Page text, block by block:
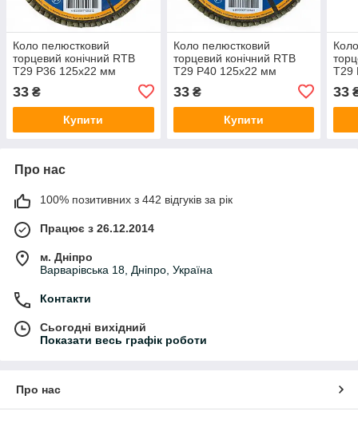
Коло пелюстковий
торцевий конічний RTB
Т29 Р36 125х22 мм
33 ₴
Купити
Коло пелюстковий
торцевий конічний RTB
Т29 Р40 125х22 мм
33₴
Купити
Т29
33
Про нас
100% позитивних з 442 відгуків за рік
Працює з 26.12.2014
м. Дніпро
Варварівська 18, Дніпро, Україна
Контакти
Сьогодні вихідний
Показати весь графік роботи
Про нас